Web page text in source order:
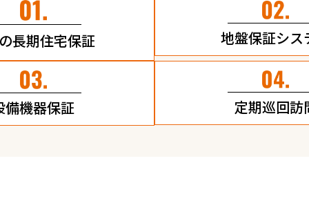
長期住宅保証 地盤保証シス
備機器保証 定期巡回訪